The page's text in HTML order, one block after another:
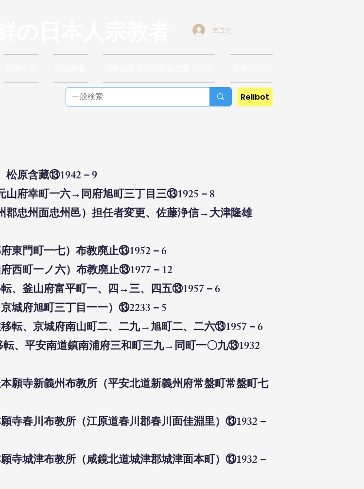
로그인
Relibot
原含藏⑬1942－9
府幸町一六→同府旭町三丁目三⑬1925－8
忠州面忠州邑）担任者変更、佐藤浄信→大津隆雄
東門町一七）布教廃止⑬1952－6
西町一ノ六）布教廃止⑬1977－12
、釜山府富平町一、四→三、四五⑬1957－6
城府旭町三丁目一一）⑬2233－5
転、京城府南山町二、二九→旭町二、二六⑬1957－6
、平安南道鎮南浦府三和町三九→同町一〇九⑬1932
寺新義州布教所（平安北道新義州府常盤町常盤町七
春川布教所（江原道春川郡春川面佳淵里）⑬1932－
城津布教所（咸鏡北道城津郡城津面本町）⑬1932－